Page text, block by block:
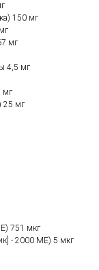
150 мг
мг
4,5 мг
мг
25 мг
751 мкг
- 2000 МЕ) 5 мкг